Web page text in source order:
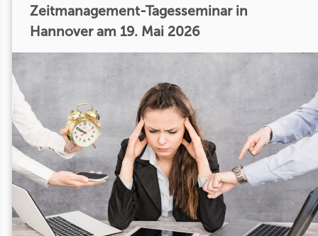
Zeitmanagement-Tagesseminar in
Hannover am 19. Mai 2026